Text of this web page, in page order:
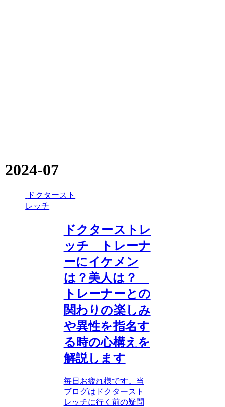
2024-07
ドクタースト
レッチ
ドクターストレ
ッチ トレーナ
ーにイケメン
は？美人は？
トレーナーとの
関わりの楽しみ
や異性を指名す
る時の心構えを
解説します
毎日お疲れ様です。当
ブログはドクタースト
レッチに行く前の疑問